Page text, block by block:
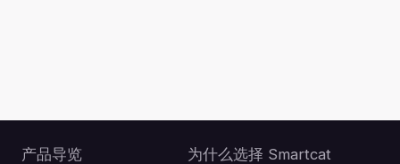
产品导览
为什么选择 Smartcat